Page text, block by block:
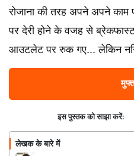
रोजाना की तरह अपने अपने
पर देरी होने के वजह से
आउटलेट पर रुक गए... लेकिन
इस पुस्तक को साझा करें:
लेखक के बारे में